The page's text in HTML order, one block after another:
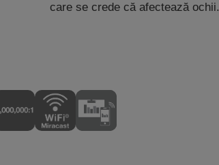
care se crede că afectează ochii.